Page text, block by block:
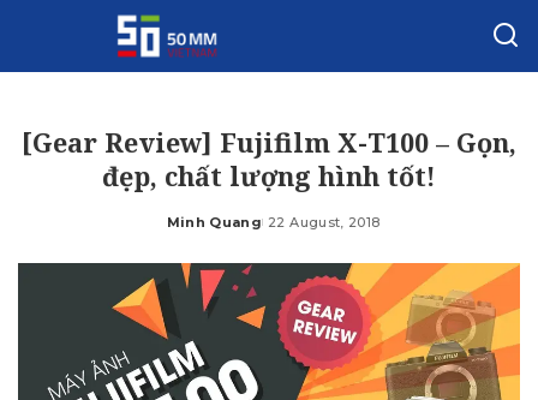
[Gear Review] Fujifilm X-T100 – Gọn,
đẹp, chất lượng hình tốt!
Posted
Minh Quang 22 August, 2018